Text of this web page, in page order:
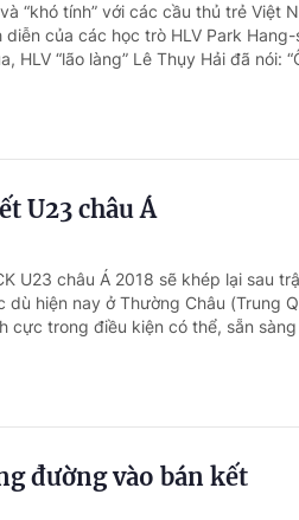
“khó tính” với các cầu thủ trẻ Việt
của các học trò HLV Park
“lão làng” Lê Thụy Hải đã nói:
U23 châu Á
U23 châu Á 2018 sẽ khép lại sau
hiện nay ở Thường Châu (Trung
cực trong điều kiện có thể, sẵn
đường vào bán kết